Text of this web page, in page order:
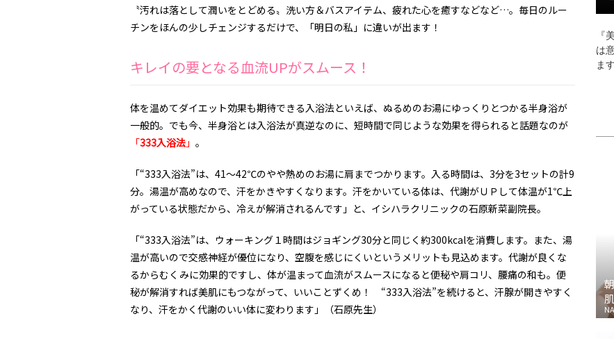
〝汚れは落として潤いをとどめる〟洗い方＆バスアイテム、疲れた心を癒すなどなど…。毎日のルー
チンをほんの少しチェンジするだけで、「明日の私」に違いが出ます！
キレイの要となる血流UPがスムース！
体を温めてダイエット効果も期待できる入浴法といえば、ぬるめのお湯にゆっくりとつかる半身浴が
一般的。でも今、半身浴とは入浴法が真逆なのに、短時間で同じような効果を得られると話題なのが
「333入浴法 」 。
「“333入浴法”は、41～42℃のやや熱めのお湯に肩までつかります。入る時間は、3分を3セットの計9
分。湯温が高めなので、汗をかきやすくなります。汗をかいている体は、代謝がＵＰして体温が1℃上
がっている状態だから、冷えが解消されるんです」と、イシハラクリニックの石原新菜副院長。
「“333入浴法”は、ウォーキング１時間はジョギング30分と同じく約300kcalを消費します。また、湯
温が高いので交感神経が優位になり、空腹を感じにくいというメリットも見込めます。代謝が良くな
るからむくみに効果的ですし、体が温まって血流がスムースになると便秘や肩コリ、腰痛の和も。便
秘が解消すれば美肌にもつながって、いいことずくめ！ “333入浴法”を続けると、汗腺が開きやすく
なり、汗をかく代謝のいい体に変わります」（石原先生）
『
は
ます